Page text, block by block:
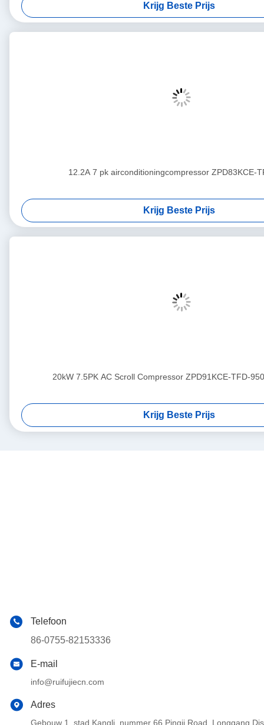
Krijg Beste Prijs
12.2A 7 pk airconditioningcompressor ZPD83KCE-
Krijg Beste Prijs
20kW 7.5PK AC Scroll Compressor ZPD91KCE-TFD-
Krijg Beste Prijs
Telefoon
86-0755-82153336
E-mail
info@ruifujiecn.com
Adres
Gebouw 1, stad Kangli, nummer 66 Pingji Road, Longgang